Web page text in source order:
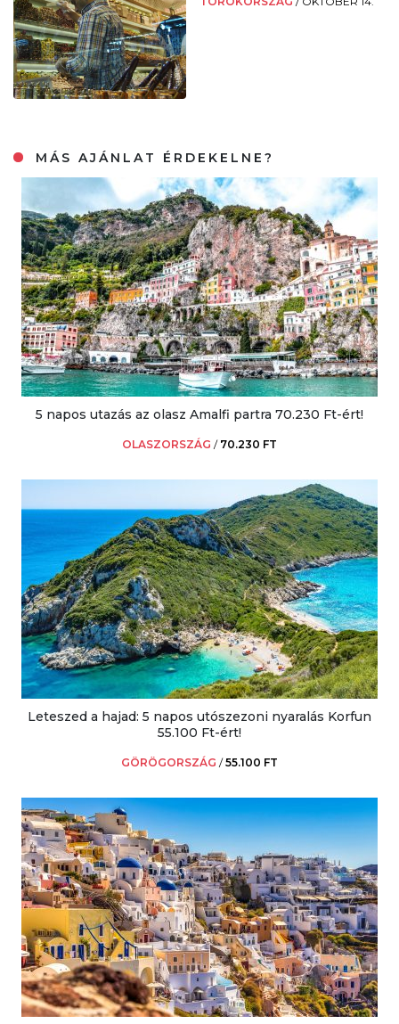
MÁS AJÁNLAT ÉRDEKELNE?
5 napos utazás az olasz Amalfi partra 70.230 Ft-ért!
OLASZORSZÁG / 70.230 FT
Leteszed a hajad: 5 napos utószezoni nyaralás Korfun
55.100 Ft-ért!
GÖRÖGORSZÁG /55.100 FT